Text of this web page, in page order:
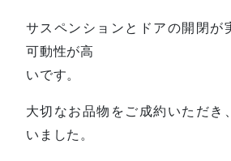
サスペンションとドアの開閉が
可動性が高
いです。
大切なお品物をご成約いただき
いました。